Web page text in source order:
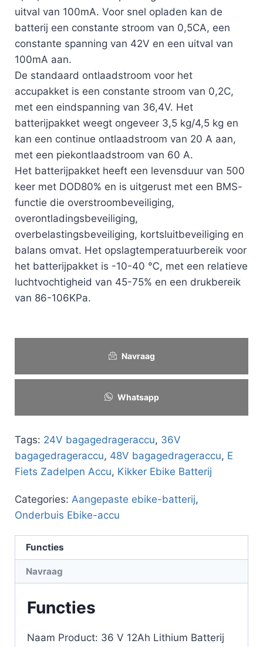
uitval van 100mA. Voor snel opladen kan de
batterij een constante stroom van 0,5CA, een
constante spanning van 42V en een uitval van
100mA aan.
De standaard ontlaadstroom voor het
accupakket is een constante stroom van 0,2C,
met een eindspanning van 36,4V. Het
batterijpakket weegt ongeveer 3,5 kg/4,5 kg en
kan een continue ontlaadstroom van 20 A aan,
met een piekontlaadstroom van 60 A.
Het batterijpakket heeft een levensduur van 500
keer met DOD80% en is uitgerust met een BMS-
functie die overstroombeveiliging,
overontladingsbeveiliging,
overbelastingsbeveiliging, kortsluitbeveiliging en
balans omvat. Het opslagtemperatuurbereik voor
het batterijpakket is -10-40 ℃, met een relatieve
luchtvochtigheid van 45-75% en een drukbereik
van 86-106KPa.
Navraag
Whatsapp
Tags: 24V bagagedrageraccu, 36V
bagagedrageraccu, 48V bagagedrageraccu, E
Fiets Zadelpen Accu, Kikker Ebike Batterij
Categories: Aangepaste ebike-batterij,
Onderbuis Ebike-accu
Functies
Navraag
Functies
Naam Product: 36 V 12Ah Lithium Batterij